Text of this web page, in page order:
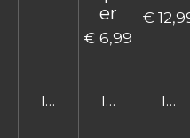
In winkelwagen
er
€ 6,99
In
€
In